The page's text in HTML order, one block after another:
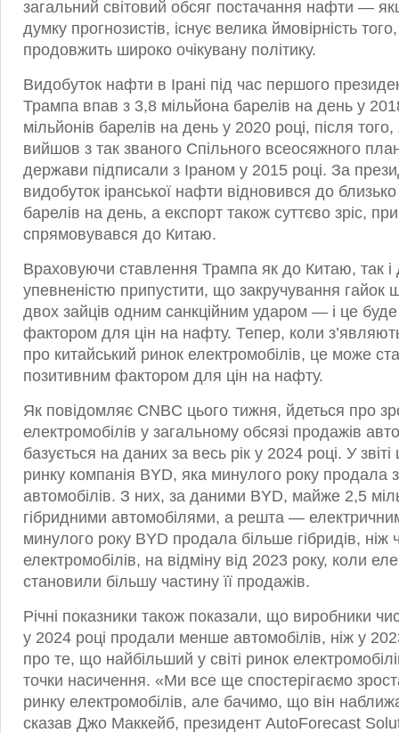
загальний світовий обсяг постачання нафти —
думку прогнозистів, існує велика ймовірність
продовжить широко очікувану політику.
Видобуток нафти в Ірані під час першого
Трампа впав з 3,8 мільйона барелів на день у
мільйонів барелів на день у 2020 році, після
вийшов з так званого Спільного всеосяжного
держави підписали з Іраном у 2015 році. За
видобуток іранської нафти відновився до
барелів на день, а експорт також суттєво зріс,
спрямовувався до Китаю.
Враховуючи ставлення Трампа як до Китаю, так і
упевненістю припустити, що закручування гайок
двох зайців одним санкційним ударом — і це
фактором для цін на нафту. Тепер, коли
про китайський ринок електромобілів, це може
позитивним фактором для цін на нафту.
Як повідомляє CNBC цього тижня, йдеться про
електромобілів у загальному обсязі продажів
базується на даних за весь рік у 2024 році. У звіті
ринку компанія BYD, яка минулого року продала
автомобілів. З них, за даними BYD, майже 2,5
гібридними автомобілями, а решта —
минулого року BYD продала більше гібридів, ніж
електромобілів, на відміну від 2023 року, коли
становили більшу частину її продажів.
Річні показники також показали, що виробники
у 2024 році продали менше автомобілів, ніж у
про те, що найбільший у світі ринок
точки насичення. «Ми все ще спостерігаємо
ринку електромобілів, але бачимо, що він
сказав Джо Маккейб, президент AutoForecast